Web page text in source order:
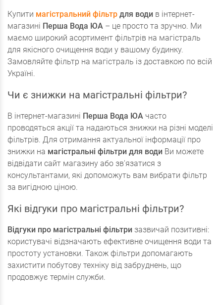
Купити магістральний фільтр для води в інтернет-
магазині Перша Вода ЮА – це просто та зручно. Ми
маємо широкий асортимент фільтрів на магістраль
для якісного очищення води у вашому будинку.
Замовляйте фільтр на магістраль із доставкою по всій
Україні.
Чи є знижки на магістральні фільтри?
В інтернет-магазині Перша Вода ЮА часто
проводяться акції та надаються знижки на різні моделі
фільтрів. Для отримання актуальної інформації про
знижки на магістральні фільтри для води Ви можете
відвідати сайт магазину або зв'язатися з
консультантами, які допоможуть вам вибрати фільтр
за вигідною ціною.
Які відгуки про магістральні фільтри?
Відгуки про магістральні фільтри зазвичай позитивні:
користувачі відзначають ефективне очищення води та
простоту установки. Також фільтри допомагають
захистити побутову техніку від забруднень, що
продовжує термін служби.